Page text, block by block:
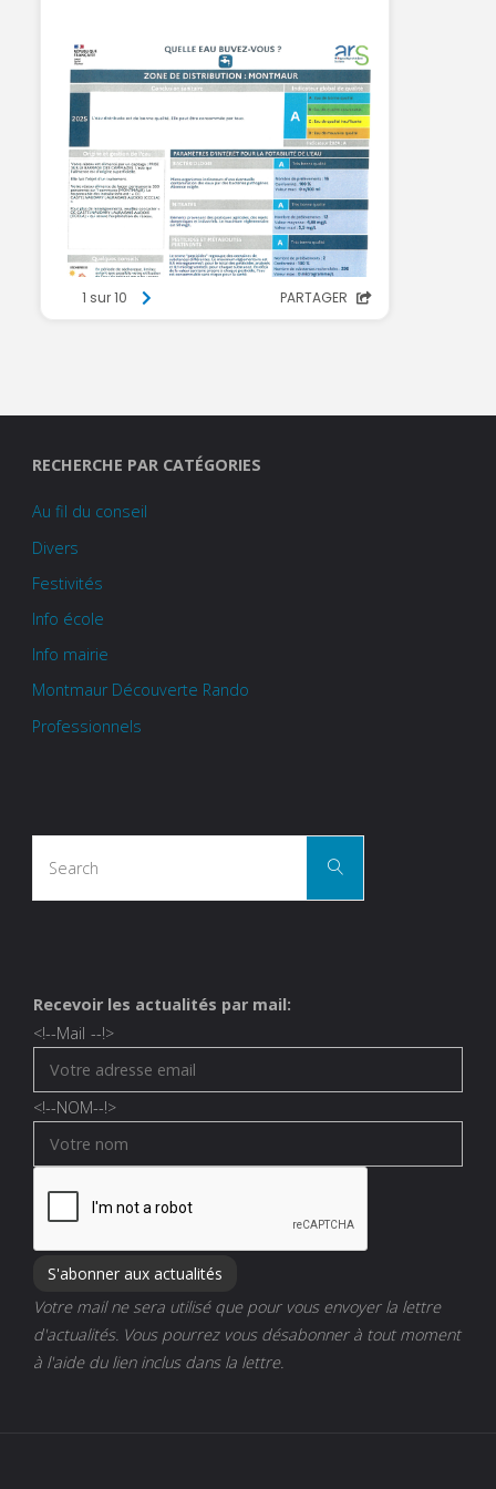
RECHERCHE PAR CATÉGORIES
Au fil du conseil
Divers
Festivités
Info école
Info mairie
Montmaur Découverte Rando
Professionnels
Search
Recevoir les actualités par mail:
<!--Mail --!>
<!--NOM--!>
Votre mail ne sera utilisé que pour vous envoyer la lettre
d'actualités. Vous pourrez vous désabonner à tout moment
à l'aide du lien inclus dans la lettre.